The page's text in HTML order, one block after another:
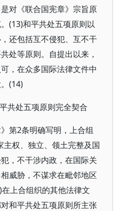
对《联合国宪章》宗旨原
(13)和平共处五项原则以
还包括互不侵犯、互不干
处等原则。自提出以来，
，在众多国际法律文件中
(14)
共处五项原则完全契合
第2条明确写明，上合组
主权、独立、领土完整及国
，不干涉内政，在国际关
威胁，不谋求在毗邻地区
上合组织的其他法律文
和平共处五项原则所主张